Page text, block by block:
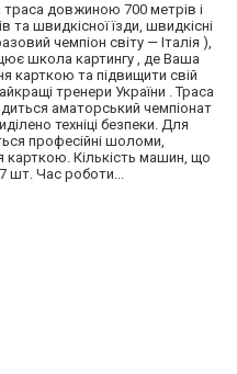
траса довжиною 700 метрів і
швидкісної їзди, швидкісні
чемпіон світу — Італія ),
школа картингу , де Ваша
карткою та підвищити свій
тренери України . Траса
аматорський чемпіонат
техніці безпеки. Для
професійні шоломи,
карткою. Кількість машин, що
7 шт. Час роботи...